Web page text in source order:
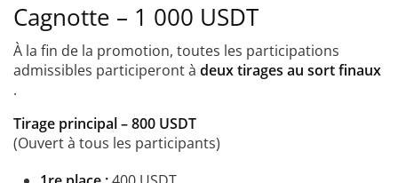
Cagnotte – 1 000 USDT
À la fin de la promotion, toutes les participations
admissibles participeront à deux tirages au sort finaux
.
Tirage principal – 800 USDT
(Ouvert à tous les participants)